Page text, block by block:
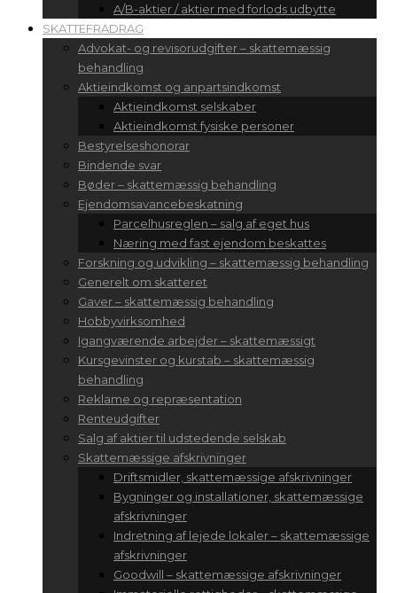
A/B-aktier / aktier med forlods udbytte
SKATTEFRADRAG
Advokat- og revisorudgifter – skattemæssig
behandling
Aktieindkomst og anpartsindkomst
Aktieindkomst selskaber
Aktieindkomst fysiske personer
Bestyrelseshonorar
Bindende svar
Bøder – skattemæssig behandling
Ejendomsavancebeskatning
Parcelhusreglen – salg af eget hus
Næring med fast ejendom beskattes
Forskning og udvikling – skattemæssig behandling
Generelt om skatteret
Gaver – skattemæssig behandling
Hobbyvirksomhed
Igangværende arbejder – skattemæssigt
Kursgevinster og kurstab – skattemæssig
behandling
Reklame og repræsentation
Renteudgifter
Salg af aktier til udstedende selskab
Skattemæssige afskrivninger
Driftsmidler, skattemæssige afskrivninger
Bygninger og installationer, skattemæssige
afskrivninger
Indretning af lejede lokaler – skattemæssige
afskrivninger
Goodwill – skattemæssige afskrivninger